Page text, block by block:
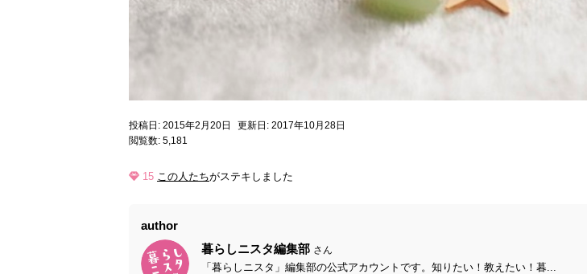
投稿日: 2015年2月20日
更新日: 2017年10月28日
閲覧数: 5,181
15 この人たちがステキしました
author
暮らしニスタ編集部 さん
「暮らしニスタ」編集部の公式アカウントです。知りたい！教えたい！暮...